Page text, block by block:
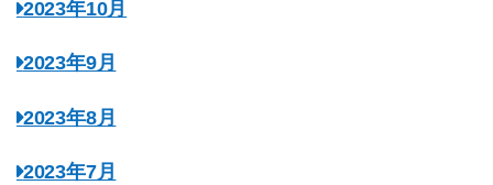
2023年10月
2023年9月
2023年8月
2023年7月